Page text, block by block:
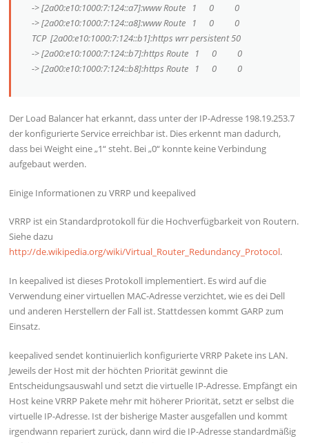
-> [2a00:e10:1000:7:124::a7]:www Route 1 0 0
-> [2a00:e10:1000:7:124::a8]:www Route 1 0 0
TCP [2a00:e10:1000:7:124::b1]:https wrr persistent 50
-> [2a00:e10:1000:7:124::b7]:https Route 1 0 0
-> [2a00:e10:1000:7:124::b8]:https Route 1 0 0
Der Load Balancer hat erkannt, dass unter der IP-Adresse 198.19.253.7
der konfigurierte Service erreichbar ist. Dies erkennt man dadurch,
dass bei Weight eine „1“ steht. Bei „0“ konnte keine Verbindung
aufgebaut werden.
Einige Informationen zu VRRP und keepalived
VRRP ist ein Standardprotokoll für die Hochverfügbarkeit von Routern.
Siehe dazu
http://de.wikipedia.org/wiki/Virtual_Router_Redundancy_Protocol.
In keepalived ist dieses Protokoll implementiert. Es wird auf die
Verwendung einer virtuellen MAC-Adresse verzichtet, wie es dei Dell
und anderen Herstellern der Fall ist. Stattdessen kommt GARP zum
Einsatz.
keepalived sendet kontinuierlich konfigurierte VRRP Pakete ins LAN.
Jeweils der Host mit der höchten Priorität gewinnt die
Entscheidungsauswahl und setzt die virtuelle IP-Adresse. Empfängt ein
Host keine VRRP Pakete mehr mit höherer Priorität, setzt er selbst die
virtuelle IP-Adresse. Ist der bisherige Master ausgefallen und kommt
irgendwann repariert zurück, dann wird die IP-Adresse standardmäßig